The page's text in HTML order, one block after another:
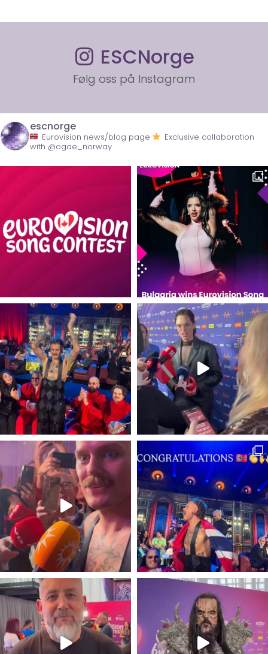
ESCNorge
Følg oss på Instagram
escnorge
Eurovision news/blog page
Exclusive collaboration
with @ogae_norway